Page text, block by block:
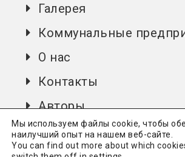
Галерея
Коммунальные
О нас
Контакты
Авторы
Культура сьогодні
Мы используем файлы cookie, чтобы
наилучший опыт на нашем веб-сайте.
You can find out more about which